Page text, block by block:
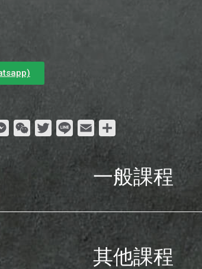
Messenger
WeChatTwitterLine Email
享
一般課程
其他課程